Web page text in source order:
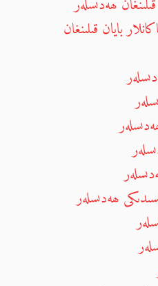
بايان قىلىنغان
ھەدىسلەر